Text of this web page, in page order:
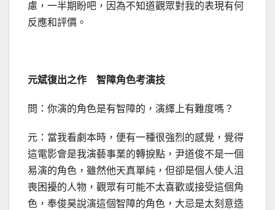
慮，一半期盼吧，因為不知道觀眾對我的表現有何
反應和評價。
元斌復出之作 智障角色考演技
問：你演的角色是有智障的，演繹上有難度嗎？
元：當我看劇本時，便有一種很強烈的感覺，覺得
這電影會是我演藝事業的轉捩點，尹道俊不是一個
易演的角色，雖然他天真單純，但卻是個人使人沮
喪困擾的人物，觀眾有可能不太喜歡或接受這個角
色，奉俊昊說演這個智障的角色，大忌是太刻意造